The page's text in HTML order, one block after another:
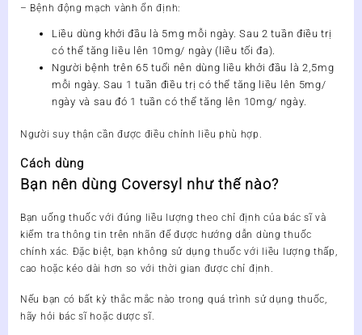
– Bệnh động mạch vành ổn định:
Liều dùng khởi đầu là 5mg mỗi ngày. Sau 2 tuần điều trị
có thể tăng liều lên 10mg/ ngày (liều tối đa).
Người bệnh trên 65 tuổi nên dùng liều khởi đầu là 2,5mg
mỗi ngày. Sau 1 tuần điều trị có thể tăng liều lên 5mg/
ngày và sau đó 1 tuần có thể tăng lên 10mg/ ngày.
Người suy thận cần được điều chỉnh liều phù hợp.
Cách dùng
Bạn nên dùng Coversyl như thế nào?
Bạn uống thuốc với đúng liều lượng theo chỉ định của bác sĩ và
kiểm tra thông tin trên nhãn để được hướng dẫn dùng thuốc
chính xác. Đặc biệt, bạn không sử dụng thuốc với liều lượng thấp,
cao hoặc kéo dài hơn so với thời gian được chỉ định.
Nếu bạn có bất kỳ thắc mắc nào trong quá trình sử dụng thuốc,
hãy hỏi bác sĩ hoặc dược sĩ.